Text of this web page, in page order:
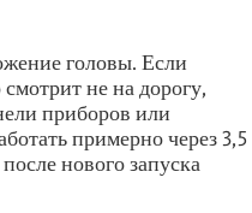
головы. Если
не на дорогу,
приборов или
примерно через 3,5
нового запуска